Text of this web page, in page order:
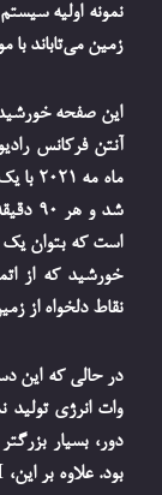
نمونه اولیه
زمین می‌تاباند با
این صفحه
ماه
شد و
است که بتوان یک
خورشید که از
نقاط دلخواه از
وات انرژی تولید
دور، بسیار